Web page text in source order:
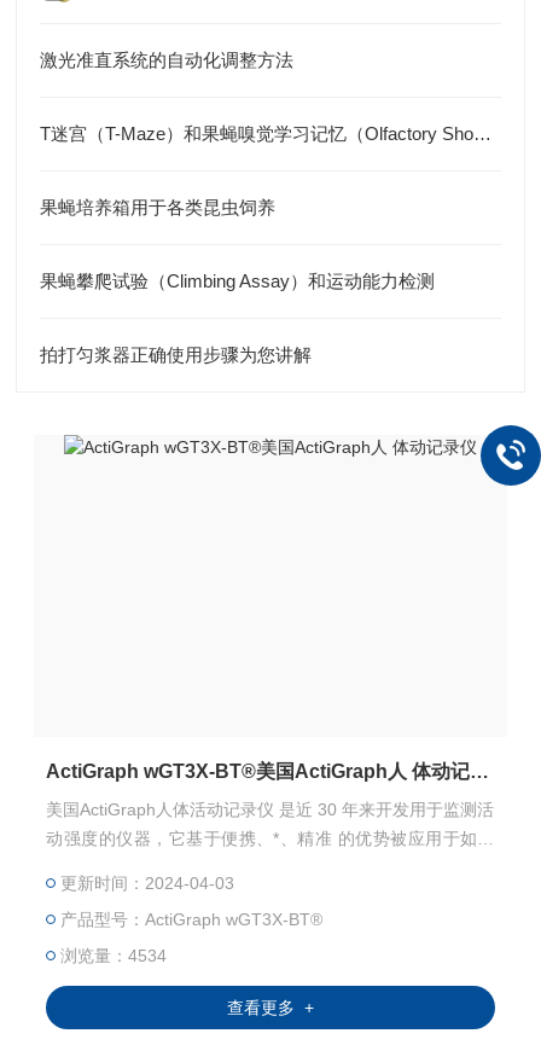
激光准直系统的自动化调整方法
T迷宫（T-Maze）和果蝇嗅觉学习记忆（Olfactory Shock Learning）
果蝇培养箱用于各类昆虫饲养
果蝇攀爬试验（Climbing Assay）和运动能力检测
拍打匀浆器正确使用步骤为您讲解
ActiGraph wGT3X-BT®美国ActiGraph人 体动记录仪
美国ActiGraph人体活动记录仪 是近 30 年来开发用于监测活
动强度的仪器，它基于便携、*、精准 的优势被应用于如：
遗传学及减肥等多个领域。活动水平的强弱能够在一定程度
上侧面反映睡眠障碍、 注意缺陷多动障碍等疾病的存在情
况。 ActiGraph 公司被认为运动感应可穿戴技术领域的*，是
能够量化自由生 活环境中人类运动的商业公司
更新时间：2024-04-03
产品型号：ActiGraph wGT3X-BT®
浏览量：4534
查看更多 +